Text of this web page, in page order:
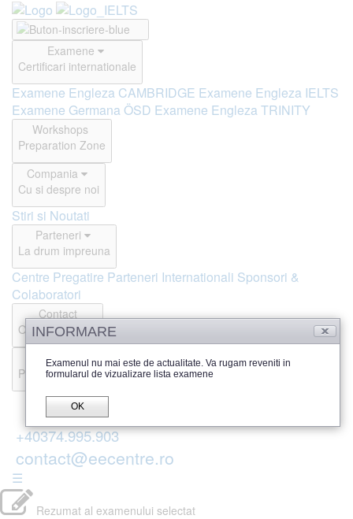
Examene
Certificari internationale
Examene Engleza CAMBRIDGE Examene Engleza IELTS
Examene Germana ÖSD Examene Engleza TRINITY
Workshops
Preparation Zone
Compania
Cu si despre noi
Stiri si Noutati
Parteneri
La drum impreuna
Centre Pregatire Parteneri Internationali Sponsori &
Colaboratori
Contact
Offline si Online
Recenzii
Parerea publicului
+40374.995.903
contact@eecentre.ro
☰
Rezumat al examenului selectat
INFORMARE
Examenul nu mai este de actualitate. Va rugam reveniti in
formularul de vizualizare lista examene
OK